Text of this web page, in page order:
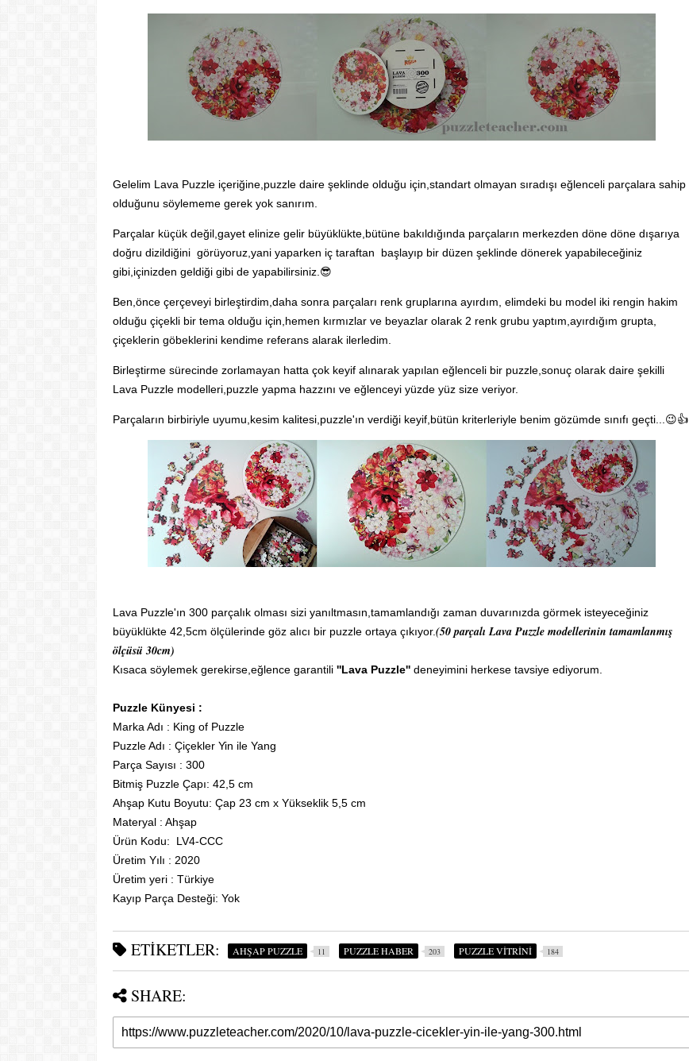
Gelelim Lava Puzzle içeriğine,puzzle daire şeklinde olduğu için,standart olmayan sıradışı eğlenceli parçalara sahip
olduğunu söylememe gerek yok sanırım.
Parçalar küçük değil,gayet elinize gelir büyüklükte,bütüne bakıldığında parçaların merkezden döne döne dışarıya
doğru dizildiğini görüyoruz,yani yaparken iç taraftan başlayıp bir düzen şeklinde dönerek yapabileceğiniz
gibi,içinizden geldiği gibi de yapabilirsiniz.😎
Ben,önce çerçeveyi birleştirdim,daha sonra parçaları renk gruplarına ayırdım, elimdeki bu model iki rengin hakim
olduğu çiçekli bir tema olduğu için, hemen kırmızlar ve beyazlar olarak 2 renk grubu yaptım, ayırdığım grupta,
çiçeklerin göbeklerini kendime referans alarak ilerledim.
Birleştirme sürecinde zorlamayan hatta çok keyif alınarak yapılan eğlenceli bir puzzle,sonuç olarak daire şekilli
Lava Puzzle modelleri,puzzle yapma hazzını ve eğlenceyi yüzde yüz size veriyor.
Parçaların birbiriyle uyumu,kesim kalitesi,puzzle'ın verdiği keyif,bütün kriterleriyle benim gözümde sınıfı geçti...😉👍
Lava Puzzle'ın 300 parçalık olması sizi yanıltmasın,tamamlandığı zaman duvarınızda görmek isteyeceğiniz
büyüklükte 42,5cm ölçülerinde göz alıcı bir puzzle ortaya çıkıyor.(50 parçalı Lava Puzzle modellerinin tamamlanmış
ölçüsü 30cm)
Kısaca söylemek gerekirse,eğlence garantili ''Lava Puzzle'' deneyimini herkese tavsiye ediyorum.
Puzzle Künyesi :
Marka Adı : King of Puzzle
Puzzle Adı : Çiçekler Yin ile Yang
Parça Sayısı : 300
Bitmiş Puzzle Çapı: 42,5 cm
Ahşap Kutu Boyutu: Çap 23 cm x Yükseklik 5,5 cm
Materyal : Ahşap
Ürün Kodu: LV4-CCC
Üretim Yılı : 2020
Üretim yeri : Türkiye
Kayıp Parça Desteği: Yok
ETIKETLER: AHŞAP PUZZLE 11 PUZZLE HABER 203 PUZZLE VİTRİNİ 184
SHARE: